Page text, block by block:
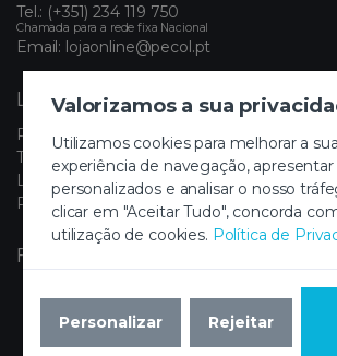
Valorizamos a sua
Utilizamos cookies para melhorar a sua
experiência de navegação,
personalizados e analisar o nosso
clicar em "Aceitar Tudo", concorda
utilização de cookies. Política de
Personalizar Rejeitar
Tel.: (+351) 234 119 750
Chamada para a rede fixa Nacional
Email: lojaonline@pecol.pt
LINKS ÚTEIS
Política de Privacidade
Termos e Condições
Livro de Reclamações Eletrónico
Painel de Cookies
FIQUE A PAR DAS NOVIDADES